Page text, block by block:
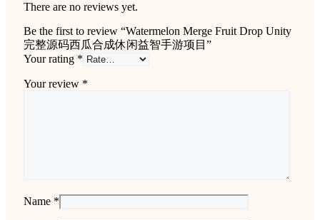
There are no reviews yet.
Be the first to review “Watermelon Merge Fruit Drop Unity
完整源码西瓜合成休闲益智手游项目”
Your rating *
Your review *
Name *